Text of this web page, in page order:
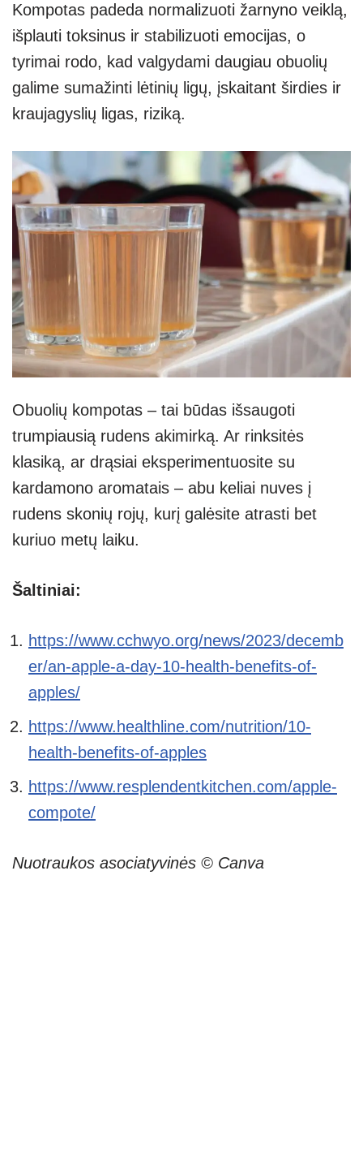
Kompotas padeda normalizuoti žarnyno veiklą,
išplauti toksinus ir stabilizuoti emocijas, o
tyrimai rodo, kad valgydami daugiau obuolių
galime sumažinti lėtinių ligų, įskaitant širdies ir
kraujagyslių ligas, riziką.
Obuolių kompotas – tai būdas išsaugoti
trumpiausią rudens akimirką. Ar rinksitės
klasiką, ar drąsiai eksperimentuosite su
kardamono aromatais – abu keliai nuves į
rudens skonių rojų, kurį galėsite atrasti bet
kuriuo metų laiku.
Šaltiniai:
https://www.cchwyo.org/news/2023/decemb
er/an-apple-a-day-10-health-benefits-of-
apples/
https://www.healthline.com/nutrition/10-
health-benefits-of-apples
https://www.resplendentkitchen.com/apple-
compote/
Nuotraukos asociatyvinės © Canva